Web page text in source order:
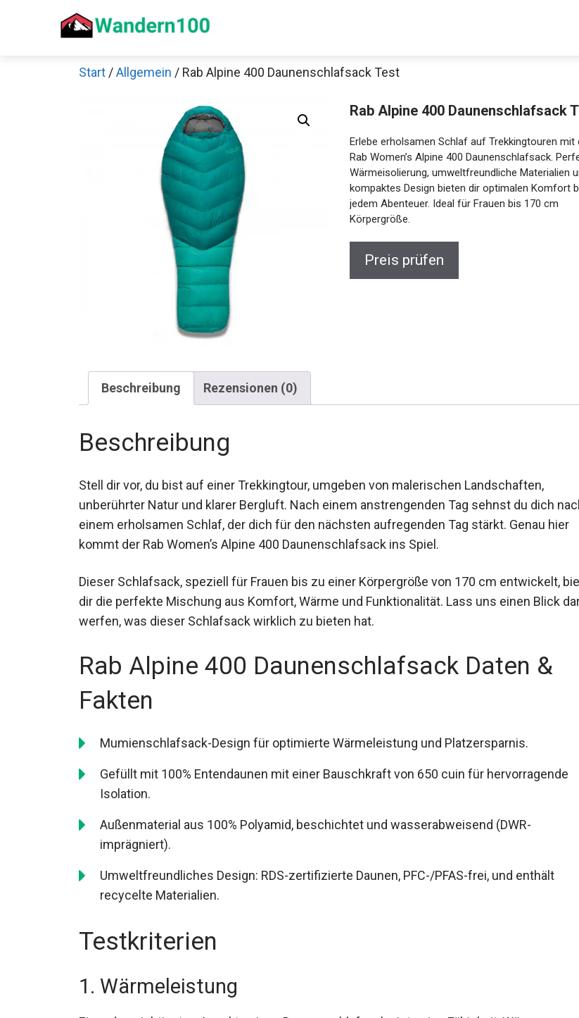
Start /Allgemein / Rab Alpine 400 Daunenschlafsack Test
Rab Alpine 400 Daunenschlafsack
Erlebe erholsamen Schlaf auf Trekkingtouren mit
dem Rab Women’s Alpine 400 Daunenschlafsack.
Perfekte Wärmeisolierung, umweltfreundliche
Materialien und kompaktes Design bieten dir
optimalen Komfort bei jedem Abenteuer. Ideal für
Preis prüfen
Beschreibung Rezensionen (0)
Beschreibung
Stell dir vor, du bist auf einer Trekkingtour, umgeben von malerischen Landschaften,
unberührter Natur und klarer Bergluft. Nach einem anstrengenden Tag sehnst du dich
einem erholsamen Schlaf, der dich für den nächsten aufregenden Tag stärkt. Genau hier
kommt der Rab Women’s Alpine 400 Daunenschlafsack ins Spiel.
Dieser Schlafsack, speziell für Frauen bis zu einer Körpergröße von 170 cm entwickelt,
bietet dir die perfekte Mischung aus Komfort, Wärme und Funktionalität. Lass uns einen
Blick darauf werfen, was dieser Schlafsack wirklich zu bieten hat.
Rab Alpine 400 Daunenschlafsack Daten &
Fakten
Mumienschlafsack-Design für optimierte Wärmeleistung und Platzersparnis.
Gefüllt mit 100% Entendaunen mit einer Bauschkraft von 650 cuin für hervorragende
Isolation.
Außenmaterial aus 100% Polyamid, beschichtet und wasserabweisend (DWR-
imprägniert).
Umweltfreundliches Design: RDS-zertifizierte Daunen, PFC-/PFAS-frei, und enthält
recycelte Materialien.
Testkriterien
1. Wärmeleistung
Decathlon Sale
Schaue dir jetzt die meistverkauften Produkte im Sale
Jetzt anschauen